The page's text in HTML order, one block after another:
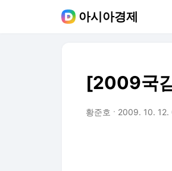
아시아경제
[2009국
황준호 2009. 10.